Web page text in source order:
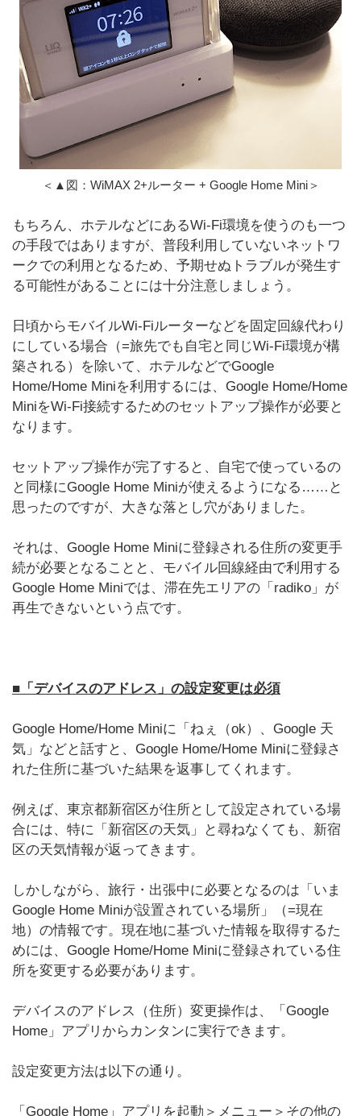
＜▲図：WiMAX 2+ルーター + Google Home Mini＞
もちろん、ホテルなどにあるWi-Fi環境を使うのも一つ
の手段ではありますが、普段利用していないネットワ
ークでの利用となるため、予期せぬトラブルが発生す
る可能性があることには十分注意しましょう。
日頃からモバイルWi-Fiルーターなどを固定回線代わり
にしている場合（=旅先でも自宅と同じWi-Fi環境が構
築される）を除いて、ホテルなどでGoogle
Home/Home Miniを利用するには、Google Home/Home
MiniをWi-Fi接続するためのセットアップ操作が必要と
なります。
セットアップ操作が完了すると、自宅で使っているの
と同様にGoogle Home Miniが使えるようになる……と
思ったのですが、大きな落とし穴がありました。
それは、Google Home Miniに登録される住所の変更手
続が必要となることと、モバイル回線経由で利用する
Google Home Miniでは、滞在先エリアの「radiko」が
再生できないという点です。
■「デバイスのアドレス」の設定変更は必須
Google Home/Home Miniに「ねぇ（ok）、Google 天
気」などと話すと、Google Home/Home Miniに登録さ
れた住所に基づいた結果を返事してくれます。
例えば、東京都新宿区が住所として設定されている場
合には、特に「新宿区の天気」と尋ねなくても、新宿
区の天気情報が返ってきます。
しかしながら、旅行・出張中に必要となるのは「いま
Google Home Miniが設置されている場所」（=現在
地）の情報です。現在地に基づいた情報を取得するた
めには、Google Home/Home Miniに登録されている住
所を変更する必要があります。
デバイスのアドレス（住所）変更操作は、「Google
Home」アプリからカンタンに実行できます。
設定変更方法は以下の通り。
「Google Home」アプリを起動＞メニュー＞その他の